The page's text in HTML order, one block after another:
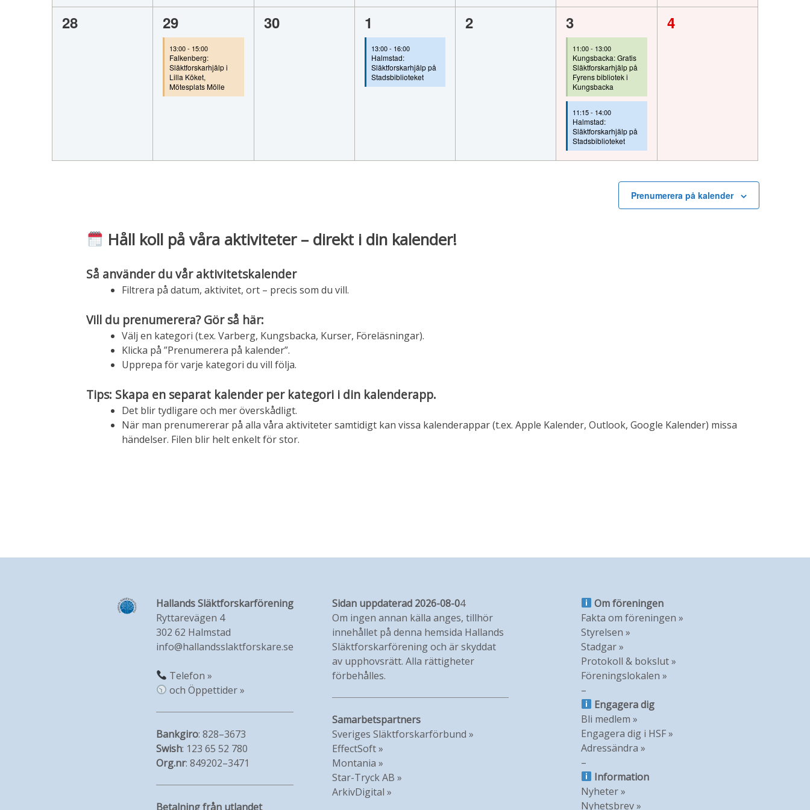
0
28
1
evenemang,
29
13:00- 15:00
Falkenberg:
Släktforskarhjälp i
Lilla Köket,
Mötesplats Mölle
0
30
1
evenemang,
1
13:00- 16:00
Halmstad:
Släktforskarhjälp på
Stadsbiblioteket
0
2
2
evenemang,
3
11:00- 13:00
Kungsbacka: Gratis
Släktforskarhjälp på
Fyrens bibliotek i
Kungsbacka
11:15- 14:00
Halmstad:
Släktforskarhjälp på
Stadsbiblioteket
0
4
Prenumerera på kalender
Håll koll på våra aktiviteter – direkt i din kalender!
Så använder du vår aktivitetskalender
Filtrera på datum, aktivitet, ort – precis som du vill.
Vill du prenumerera? Gör så här:
Välj en kategori (t.ex. Varberg, Kungsbacka, Kurser, Föreläsningar).
Klicka på ”Prenumerera på kalender”.
Upprepa för varje kategori du vill följa.
Tips: Skapa en separat kalender per kategori i din kalenderapp.
Det blir tydligare och mer överskådligt.
När man prenumererar på alla våra aktiviteter samtidigt kan vissa kalenderappar (t.ex. Apple Kalender, Outlook, Google Kalender) missa
händelser. Filen blir helt enkelt för stor.
Hallands Släktforskarförening
Ryttarevägen 4
302 62 Halmstad
info@hallandsslaktforskare.se
Telefon »
och Öppettider »
Bankgiro: 828–3673
Swish: 123 65 52 780
Org.nr: 849202–3471
Betalning från utlandet
Sidan uppdaterad 2026-08-04
Om ingen annan källa anges, tillhör
innehållet på denna hemsida Hallands
Släktforskarförening och är skyddat
av upphovsrätt. Alla rättigheter
förbehålles.
Samarbetspartners
Sveriges Släktforskarförbund »
EffectSoft »
Montania »
Star-Tryck AB »
ArkivDigital »
Om föreningen
Fakta om föreningen »
Styrelsen »
Stadgar »
Protokoll & bokslut »
Föreningslokalen »
–
Engagera dig
Bli medlem »
Engagera dig i HSF »
Adressändra »
–
Information
Nyheter »
Nyhetsbrev »